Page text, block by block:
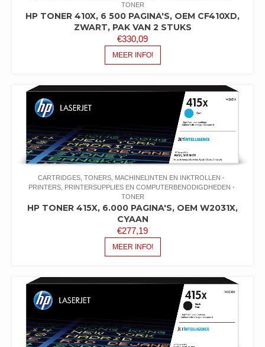
TONER
HP TONER 410X, 6 500 PAGINA'S, OEM CF410XD,
ZWART, PAK VAN 2 STUKS
€330,09
MEER INFO!
CARTRIDGES, TONERS, MACHINELINTEN EN INKTROLLEN
PRINTERS, PRINTERSUPPLIES EN COMPUTERBENODIGDHEDEN
TONER
HP TONER 415X, 6.000 PAGINA'S, OEM W2031X,
CYAAN
€277,19
MEER INFO!